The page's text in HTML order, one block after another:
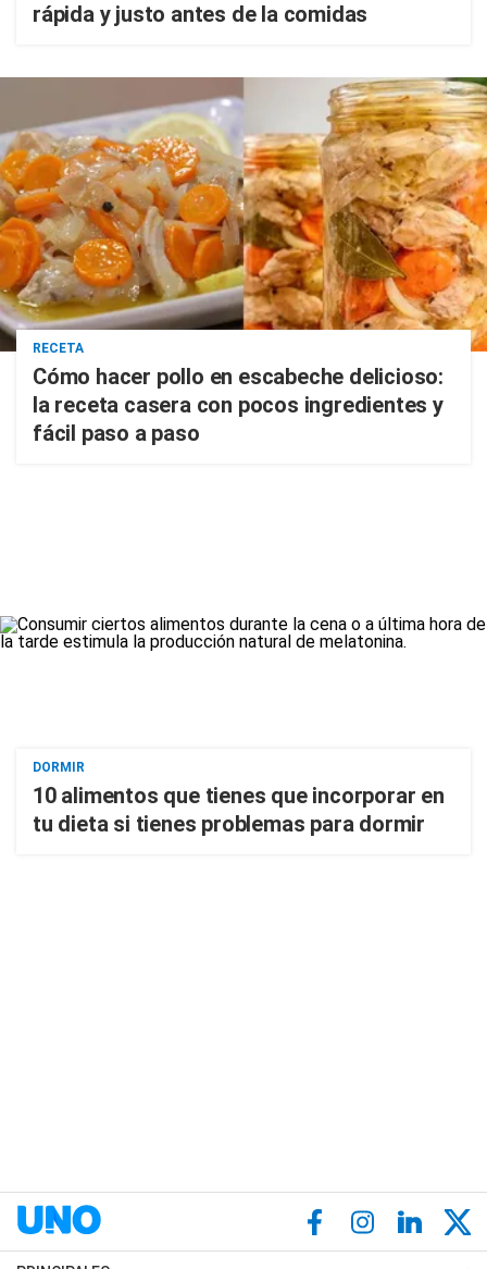
rápida y justo antes de la comidas
RECETA
Cómo hacer pollo en escabeche delicioso:
la receta casera con pocos ingredientes y
fácil paso a paso
DORMIR
10 alimentos que tienes que incorporar en
tu dieta si tienes problemas para dormir